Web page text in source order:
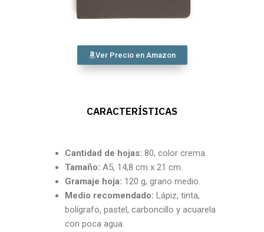
Ver Precio en Amazon
CARACTERÍSTICAS
Cantidad de hojas: 80, color crema.
Tamaño: A5, 14,8 cm x 21 cm.
Gramaje hoja: 120 g, grano medio.
Medio recomendado: Lápiz, tinta,
bolígrafo, pastel, carboncillo y acuarela
con poca agua.